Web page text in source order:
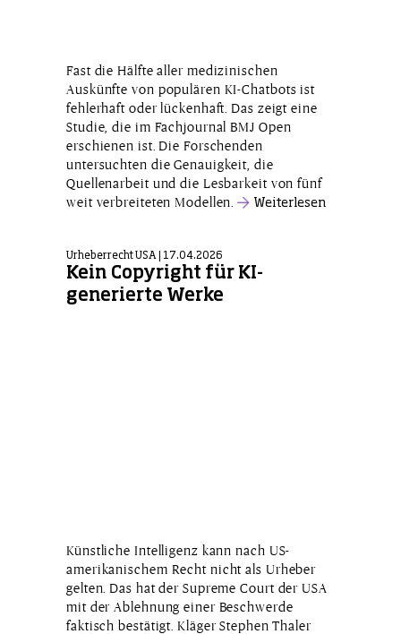
Fast die Hälfte aller medizinischen
Auskünfte von populären KI-Chatbots ist
fehlerhaft oder lückenhaft. Das zeigt eine
Studie, die im Fachjournal BMJ Open
erschienen ist. Die Forschenden
untersuchten die Genauigkeit, die
Quellenarbeit und die Lesbarkeit von fünf
weit verbreiteten Modellen.
Weiterlesen
Urheberrecht USA | 17.04.2026
Kein Copyright für KI-
generierte Werke
Künstliche Intelligenz kann nach US-
amerikanischem Recht nicht als Urheber
gelten. Das hat der Supreme Court der USA
mit der Ablehnung einer Beschwerde
faktisch bestätigt. Kläger Stephen Thaler